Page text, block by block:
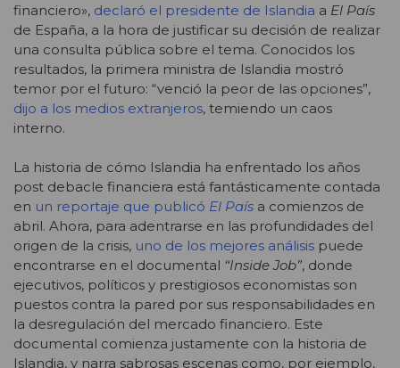
financiero», declaró el presidente de Islandia a El País
de España, a la hora de justificar su decisión de realizar
una consulta pública sobre el tema. Conocidos los
resultados, la primera ministra de Islandia mostró
temor por el futuro: “venció la peor de las opciones”,
dijo a los medios extranjeros, temiendo un caos
interno.
La historia de cómo Islandia ha enfrentado los años
post debacle financiera está fantásticamente contada
en un reportaje que publicó El País a comienzos de
abril. Ahora, para adentrarse en las profundidades del
origen de la crisis, uno de los mejores análisis puede
encontrarse en el documental “Inside Job”, donde
ejecutivos, políticos y prestigiosos economistas son
puestos contra la pared por sus responsabilidades en
la desregulación del mercado financiero. Este
documental comienza justamente con la historia de
Islandia, y narra sabrosas escenas como, por ejemplo,